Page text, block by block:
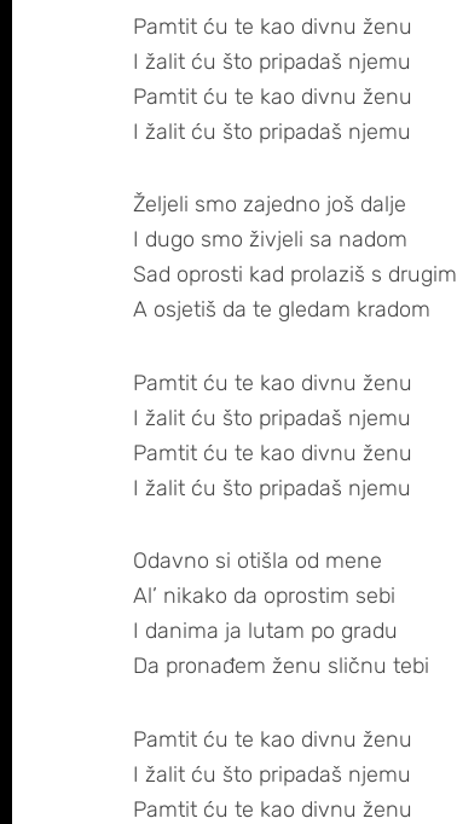
Pamtit ću te kao divnu ženu
I žalit ću što pripadaš njemu
Pamtit ću te kao divnu ženu
I žalit ću što pripadaš njemu
Željeli smo zajedno još dalje
I dugo smo živjeli sa nadom
Sad oprosti kad prolaziš s drugim
A osjetiš da te gledam kradom
Pamtit ću te kao divnu ženu
I žalit ću što pripadaš njemu
Pamtit ću te kao divnu ženu
I žalit ću što pripadaš njemu
Odavno si otišla od mene
Al’ nikako da oprostim sebi
I danima ja lutam po gradu
Da pronađem ženu sličnu tebi
Pamtit ću te kao divnu ženu
I žalit ću što pripadaš njemu
Pamtit ću te kao divnu ženu